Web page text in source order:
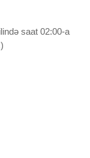
saat 02:00-a